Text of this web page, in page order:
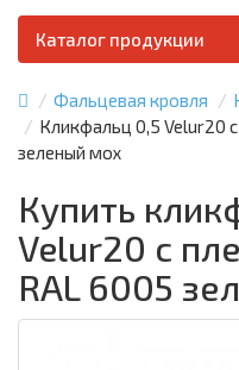
Каталог продукции
Фальцевая кровля
Кликфальц 0,5 Velur20
зеленый мох
Купить
Velur20 с
RAL 6005